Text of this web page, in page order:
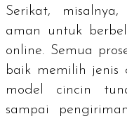
Serikat,
aman untuk
online. Semua
baik memilih jenis
model cincin
sampai